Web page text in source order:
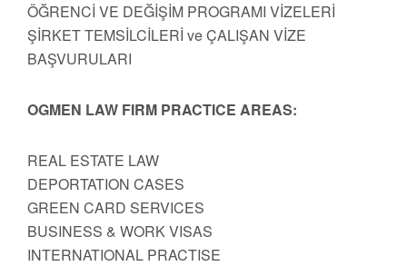
ÖĞRENCİ VE DEĞİŞİM PROGRAMI VİZELERİ
ŞİRKET TEMSİLCİLERİ ve ÇALIŞAN VİZE
BAŞVURULARI
OGMEN LAW FIRM PRACTICE AREAS:
REAL ESTATE LAW
DEPORTATION CASES
GREEN CARD SERVICES
BUSINESS & WORK VISAS
INTERNATIONAL PRACTISE